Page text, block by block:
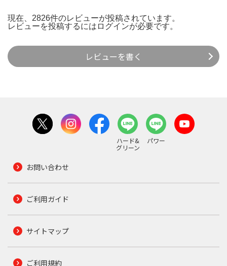
現在、2826件のレビューが投稿されています。
レビューを投稿するには ログインが必要です。
レビューを書く
ハード&
グリーン
パワー
お問い合わせ
ご利用ガイド
サイトマップ
ご利用規約